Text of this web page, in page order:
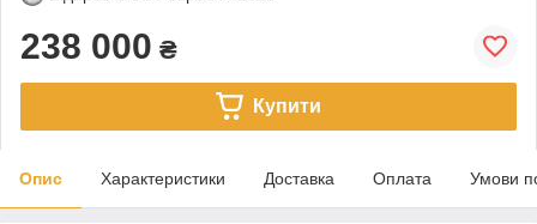
238 000 ₴
Купити
Опис Характеристики Доставка Оплата Умови